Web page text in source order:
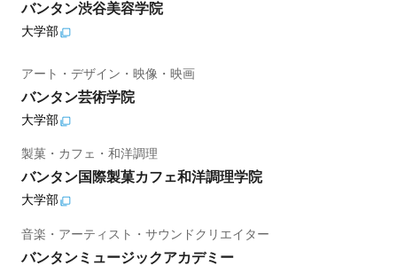
バンタン渋谷美容学院
大学部
アート・デザイン・映像・映画
バンタン芸術学院
大学部
製菓・カフェ・和洋調理
バンタン国際製菓カフェ和洋調理学院
大学部
音楽・アーティスト・サウンドクリエイター
バンタンミュージックアカデミー